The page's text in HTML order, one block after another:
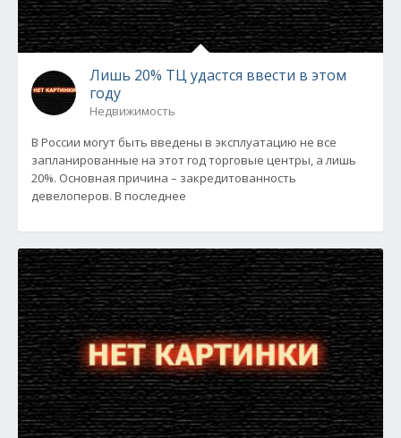
Лишь 20% ТЦ удастся ввести в этом
году
Недвижимость
В России могут быть введены в эксплуатацию не все
запланированные на этот год торговые центры, а лишь
20%. Основная причина – закредитованность
девелоперов. В последнее